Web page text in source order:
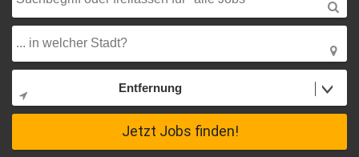
Entfernung
Jetzt Jobs finden!